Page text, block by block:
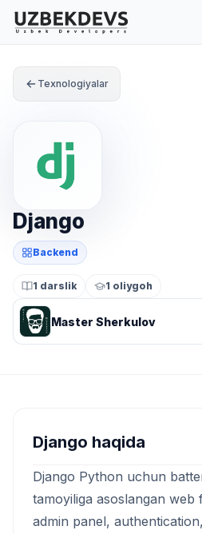
Texnologiyalar
Django
Backend
1 darslik 1 oliygoh
Master Sherkulov
Django haqida
Django Python uchun
tamoyiliga asoslangan web
admin panel,